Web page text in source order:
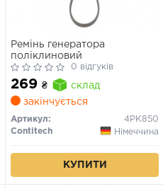
Ремінь генератора
поліклиновий
0 відгуків
269 ₴
склад
закінчується
Артикул:
4PK850
Contitech
Німеччина
КУПИТИ